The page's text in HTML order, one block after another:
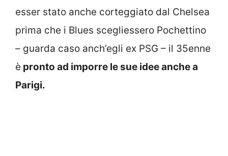
esser stato anche corteggiato dal Chelsea
prima che i Blues scegliessero Pochettino
– guarda caso anch’egli ex PSG – il 35enne
è pronto ad imporre le sue idee anche a
Parigi.